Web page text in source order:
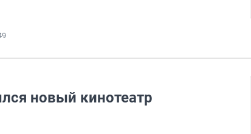
новый кинотеатр